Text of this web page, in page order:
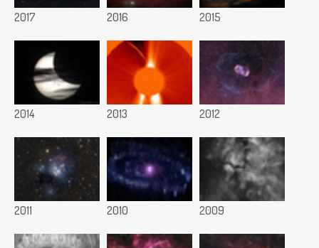
2017 2016 2015
2014 2013 2012
2011 2010 2009